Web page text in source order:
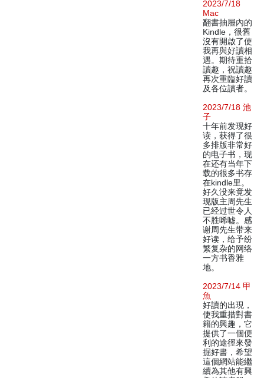
2023/7/18
Mac
翻書抽屜內的
Kindle，很舊
沒有開啟了使
我再與好讀相
遇。期待重拾
讀趣，祝讀趣
再次重臨好讀
及各位讀者。
2023/7/18 池
子
十年前发现好
读，获得了很
多排版非常好
的电子书，现
在还有当年下
载的很多书存
在kindle里。
好久没来竟发
现版主周先生
已经过世令人
不胜唏嘘。感
谢周先生带来
好读，给予纷
繁复杂的网络
一方书香雅
地。
2023/7/14 甲
魚
好讀的出現，
使我重措對書
籍的興趣，它
提供了一個便
利的途徑來發
掘好書，希望
這個網站能繼
續為其他有興